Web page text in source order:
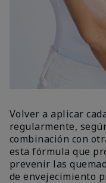
Volver a aplicar
regularmente,
combinación con
esta fórmula que
prevenir las
de envejecimiento